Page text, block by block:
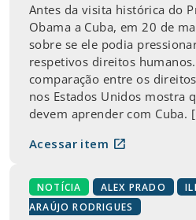
Antes da visita histórica do
Obama a Cuba, em 20 de
sobre se ele podia
respetivos direitos
comparação entre os
nos Estados Unidos mostra
devem aprender com Cuba.
Acessar item open_in_new
NOTÍCIA ALEX PRADO
ARAÚJO RODRIGUES